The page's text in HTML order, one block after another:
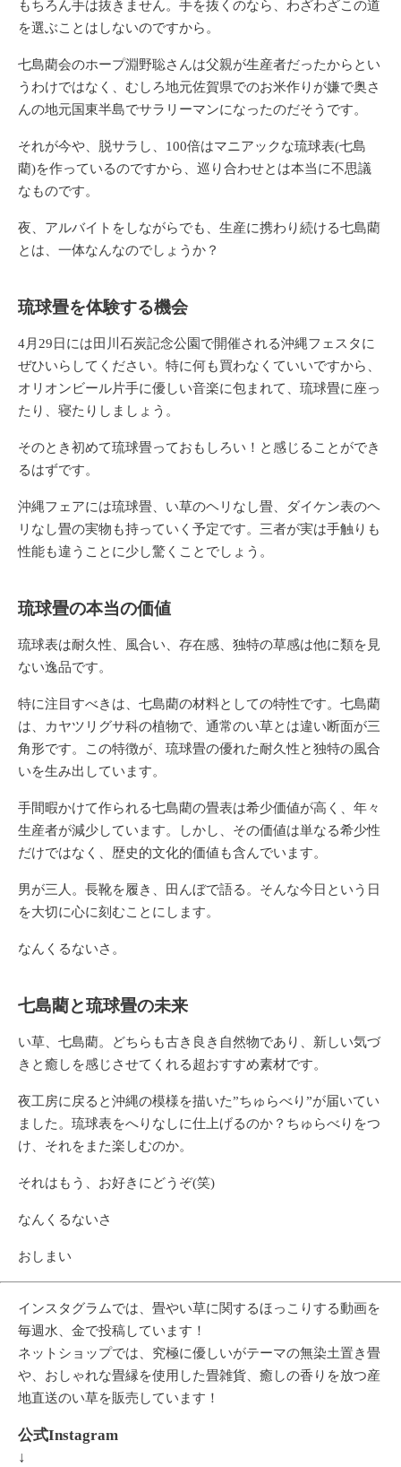
もちろん手は抜きません。手を抜くのなら、わざわざこの道
を選ぶことはしないのですから。
七島藺会のホープ淵野聡さんは父親が生産者だったからとい
うわけではなく、むしろ地元佐賀県でのお米作りが嫌で奥さ
んの地元国東半島でサラリーマンになったのだそうです。
それが今や、脱サラし、100倍はマニアックな琉球表(七島
藺)を作っているのですから、巡り合わせとは本当に不思議
なものです。
夜、アルバイトをしながらでも、生産に携わり続ける七島藺
とは、一体なんなのでしょうか？
琉球畳を体験する機会
4月29日には田川石炭記念公園で開催される沖縄フェスタに
ぜひいらしてください。特に何も買わなくていいですから、
オリオンビール片手に優しい音楽に包まれて、琉球畳に座っ
たり、寝たりしましょう。
そのとき初めて琉球畳っておもしろい！と感じることができ
るはずです。
沖縄フェアには琉球畳、い草のヘリなし畳、ダイケン表のヘ
リなし畳の実物も持っていく予定です。三者が実は手触りも
性能も違うことに少し驚くことでしょう。
琉球畳の本当の価値
琉球表は耐久性、風合い、存在感、独特の草感は他に類を見
ない逸品です。
特に注目すべきは、七島藺の材料としての特性です。七島藺
は、カヤツリグサ科の植物で、通常のい草とは違い断面が三
角形です。この特徴が、琉球畳の優れた耐久性と独特の風合
いを生み出しています。
手間暇かけて作られる七島藺の畳表は希少価値が高く、年々
生産者が減少しています。しかし、その価値は単なる希少性
だけではなく、歴史的文化的価値も含んでいます。
男が三人。長靴を履き、田んぼで語る。そんな今日という日
を大切に心に刻むことにします。
なんくるないさ。
七島藺と琉球畳の未来
い草、七島藺。どちらも古き良き自然物であり、新しい気づ
きと癒しを感じさせてくれる超おすすめ素材です。
夜工房に戻ると沖縄の模様を描いた”ちゅらべり”が届いてい
ました。琉球表をへりなしに仕上げるのか？ちゅらべりをつ
け、それをまた楽しむのか。
それはもう、お好きにどうぞ(笑)
なんくるないさ
おしまい
インスタグラムでは、畳やい草に関するほっこりする動画を
毎週水、金で投稿しています！
ネットショップでは、究極に優しいがテーマの無染土置き畳
や、おしゃれな畳縁を使用した畳雑貨、癒しの香りを放つ産
地直送のい草を販売しています！
公式Instagram
↓